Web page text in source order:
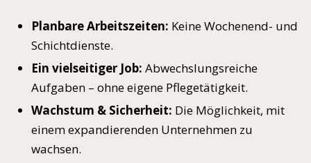
Planbare Arbeitszeiten: Keine Wochenend- und
Schichtdienste.
Ein vielseitiger Job: Abwechslungsreiche
Aufgaben – ohne eigene Pflegetätigkeit.
Wachstum & Sicherheit: Die Möglichkeit, mit
einem expandierenden Unternehmen zu
wachsen.